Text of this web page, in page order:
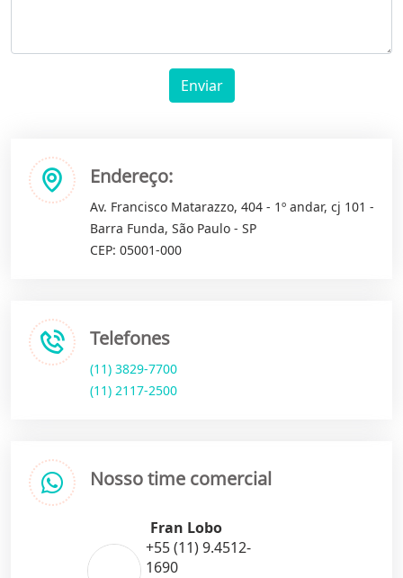
Enviar
Endereço:
Av. Francisco Matarazzo, 404 - 1º andar, cj 101 -
Barra Funda, São Paulo - SP
CEP: 05001-000
Telefones
(11) 3829-7700
(11) 2117-2500
Nosso time comercial
Fran Lobo
+55 (11) 9.4512-
1690